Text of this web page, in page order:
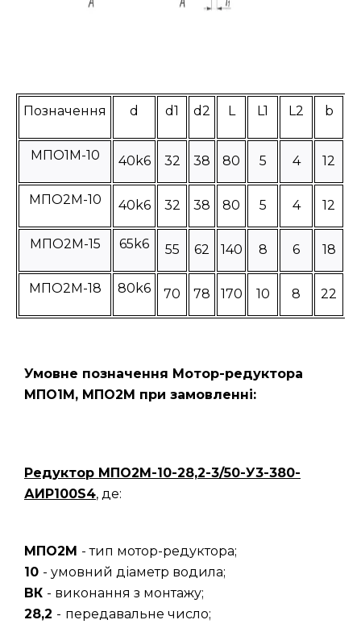
Позначення d d1 d2 L L1 L2 b
МПО1М-10 40k6 32 38 80 5 4 12
МПО2М-10 40k6 32 38 80 5 4 12
МПО2М-15 65k6 55 62 140 8 6 18
МПО2М-18 80k6 70 78 170 10 8 22
Умовне позначення Мотор-редуктора
МПО1М, МПО2М при замовленні:
Редуктор МПО2М-10-28,2-3/50-У3-380-
АИР100S4, де:
МПО2М - тип мотор-редуктора;
10 - умовний діаметр водила;
ВК - виконання з монтажу;
28,2 - передавальне число;